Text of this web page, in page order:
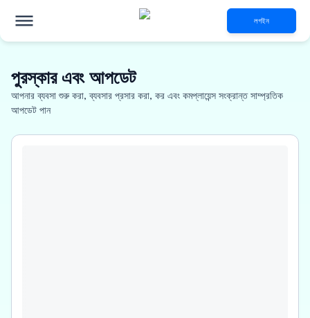
লগইন
পুরস্কার এবং আপডেট
আপনার ব্যবসা শুরু করা, ব্যবসার প্রসার করা, কর এবং কমপ্লায়েন্স সংক্রান্ত সাম্প্রতিক
আপডেট পান